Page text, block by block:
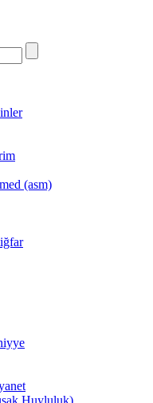
(asm)
Huyluluk)